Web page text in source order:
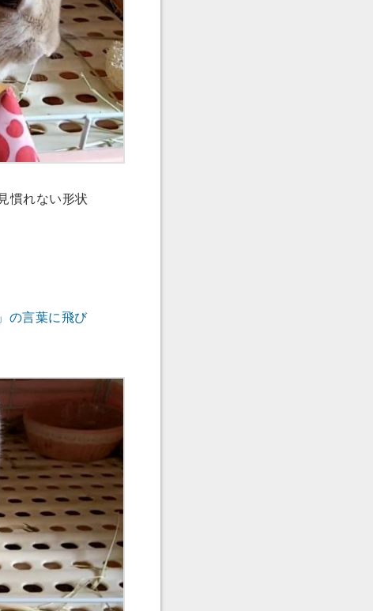
慣れない形状
の言葉に飛び